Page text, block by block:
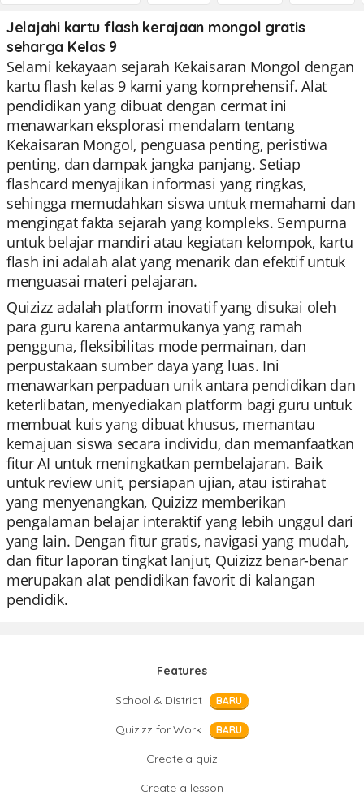
Jelajahi kartu flash kerajaan mongol gratis
seharga Kelas 9
Selami kekayaan sejarah Kekaisaran Mongol dengan
kartu flash kelas 9 kami yang komprehensif. Alat
pendidikan yang dibuat dengan cermat ini
menawarkan eksplorasi mendalam tentang
Kekaisaran Mongol, penguasa penting, peristiwa
penting, dan dampak jangka panjang. Setiap
flashcard menyajikan informasi yang ringkas,
sehingga memudahkan siswa untuk memahami dan
mengingat fakta sejarah yang kompleks. Sempurna
untuk belajar mandiri atau kegiatan kelompok, kartu
flash ini adalah alat yang menarik dan efektif untuk
menguasai materi pelajaran.
Quizizz adalah platform inovatif yang disukai oleh
para guru karena antarmukanya yang ramah
pengguna, fleksibilitas mode permainan, dan
perpustakaan sumber daya yang luas. Ini
menawarkan perpaduan unik antara pendidikan dan
keterlibatan, menyediakan platform bagi guru untuk
membuat kuis yang dibuat khusus, memantau
kemajuan siswa secara individu, dan memanfaatkan
fitur AI untuk meningkatkan pembelajaran. Baik
untuk review unit, persiapan ujian, atau istirahat
yang menyenangkan, Quizizz memberikan
pengalaman belajar interaktif yang lebih unggul dari
yang lain. Dengan fitur gratis, navigasi yang mudah,
dan fitur laporan tingkat lanjut, Quizizz benar-benar
merupakan alat pendidikan favorit di kalangan
pendidik.
Features
School & District
BARU
Quizizz for Work BARU
Create a quiz
Create a lesson